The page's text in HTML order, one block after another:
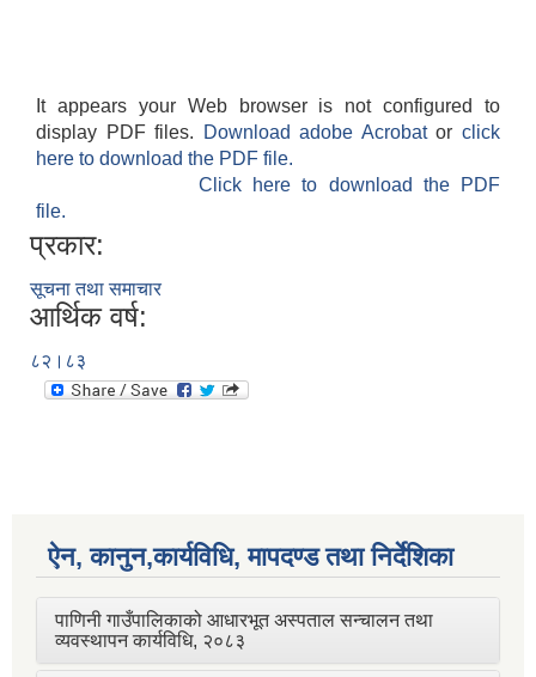
It appears your Web browser is not configured to
display PDF files.
Download adobe Acrobatorclick
here to download the PDF file.
Click here to download the PDF
file.
प्रकार:
सूचना तथा समाचार
आर्थिक वर्ष:
८२।८३
ऐन, कानुन,कार्यविधि, मापदण्ड तथा निर्देशिका
पाणिनी गाउँपालिकाको आधारभूत अस्पताल सन्चालन तथा
व्यवस्थापन कार्यविधि, २०८३